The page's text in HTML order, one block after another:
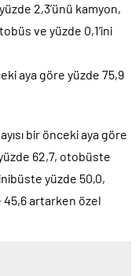
2,3’ünü kamyon,
ve yüzde 0,1’ini
aya göre yüzde 75,9
bir önceki aya göre
62,7, otobüste
yüzde 50,0,
45,6 artarken özel